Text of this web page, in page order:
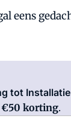
eens
tot
€50 korting.